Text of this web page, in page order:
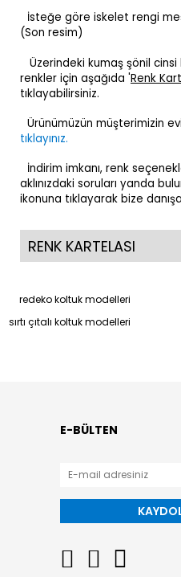
İsteğe göre iskelet rengi
(Son resim)
Üzerindeki kumaş şönil
renkler için aşağıda 'Renk
tıklayabilirsiniz.
Ürünümüzün müşterimizin
tıklayınız.
İndirim imkanı, renk
aklınızdaki soruları yanda
ikonuna tıklayarak bize
RENK KARTELASI
redeko koltuk modelleri
sırtı çıtalı koltuk modelleri
E-BÜLTEN